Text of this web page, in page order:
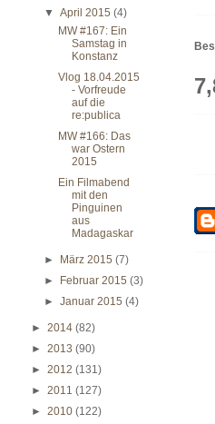
▼April 2015(4)
MW #167: Ein
Samstag in
Konstanz
Vlog 18.04.2015
- Vorfreude
auf die
re:publica
MW #166: Das
war Ostern
2015
Ein Filmabend
mit den
Pinguinen
aus
Madagaskar
► März 2015(7)
►
Februar 2015(3)
►Januar 2015(4)
► 2014 (82)
► 2013 (90)
► 2012 (131)
► 2011 (127)
► 2010 (122)